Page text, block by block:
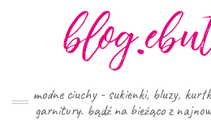
modne ciuchy - sukienki, bluzy,
garnitury. bądź na bieżąco z